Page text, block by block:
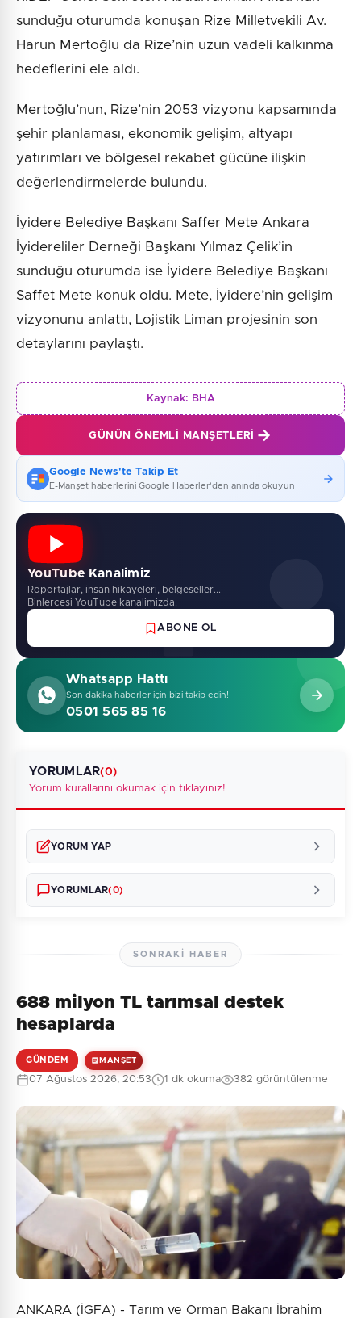
sunduğu oturumda konuşan Rize Milletvekili Av.
Harun Mertoğlu da Rize’nin uzun vadeli kalkınma
hedeflerini ele aldı.
Mertoğlu’nun, Rize’nin 2053 vizyonu kapsamında
şehir planlaması, ekonomik gelişim, altyapı
yatırımları ve bölgesel rekabet gücüne ilişkin
değerlendirmelerde bulundu.
İyidere Belediye Başkanı Saffer Mete Ankara
İyidereliler Derneği Başkanı Yılmaz Çelik’in
sunduğu oturumda ise İyidere Belediye Başkanı
Saffet Mete konuk oldu. Mete, İyidere’nin gelişim
vizyonunu anlattı, Lojistik Liman projesinin son
detaylarını paylaştı.
Kaynak: BHA
GÜNÜN ÖNEMLI MANŞETLERI
Google News'te Takip Et
E-Manşet haberlerini Google Haberler'den anında okuyun
YouTube Kanalimiz
Roportajlar, insan hikayeleri, belgeseller...
Binlercesi YouTube kanalimizda.
ABONE OL
Whatsapp Hattı
Son dakika haberler için bizi takip edin!
0501 565 85 16
YORUMLAR(0)
Yorum kurallarını okumak için tıklayınız!
YORUM YAP
1 + 10 = ?
Gönder
YORUMLAR(0)
Henüz yorum yapılmamış. İlk yorumu siz yapın!
SONRAKI HABER
688 milyon TL tarımsal destek
hesaplarda
GÜNDEM MANŞET
07 Ağustos 2026, 20:53 1 dk okuma 382 görüntülenme
ANKARA (İGFA) - Tarım ve Orman Bakanı İbrahim